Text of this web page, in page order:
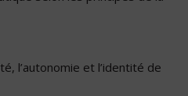
l’autonomie et l’identité de